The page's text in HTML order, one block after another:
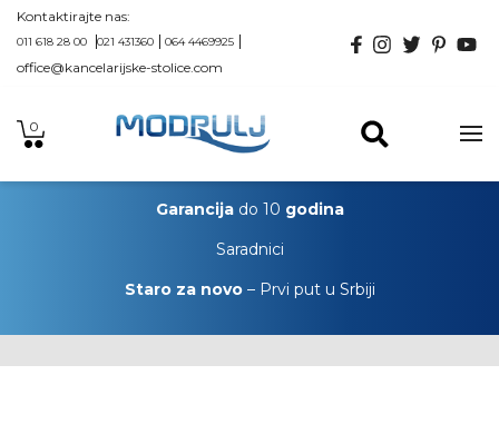
Kontaktirajte nas:
011 618 28 00 021 431360 064 4469925
office@kancelarijske-stolice.com
0
Garancijado 10 godina
Saradnici
Staro za novo– Prvi put u Srbiji